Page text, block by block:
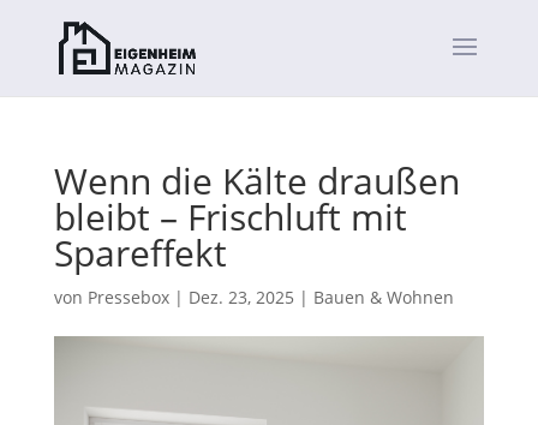
Wenn die Kälte draußen
bleibt – Frischluft mit
Spareffekt
von Pressebox| Dez. 23, 2025 | Bauen & Wohnen